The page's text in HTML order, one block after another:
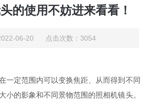
的使用不妨进来看看！
06-20 点击次数：3054
一定范围内可以变换焦距、从而得到不同
小的影象和不同景物范围的照相机镜头。